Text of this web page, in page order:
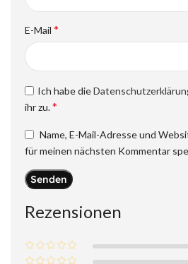
Rezensionen
E-Mail *
Ich habe die
ihr zu.*
Name, E-Mail-Adresse und
für meinen nächsten Kommentar